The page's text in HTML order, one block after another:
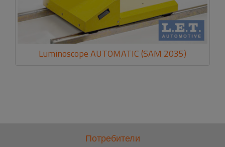
Luminoscope AUTOMATIC (SAM 2035)
Потребители